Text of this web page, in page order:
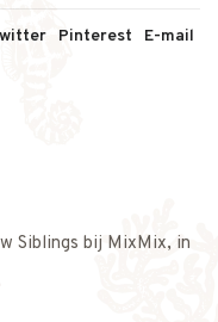
Pinterest E-mail
Siblings bij MixMix, in